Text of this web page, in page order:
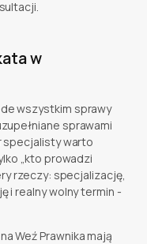
w
wszystkim sprawy
sprawami
specjalisty warto
„kto prowadzi
rzeczy: specjalizację,
i realny wolny termin -
Weź Prawnika mają